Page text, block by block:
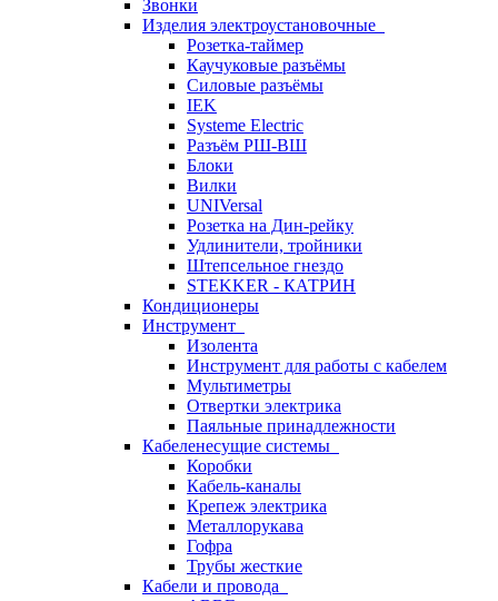
Звонки
Изделия электроустановочные
Розетка-таймер
Каучуковые разъёмы
Силовые разъёмы
IEK
Systeme Electric
Разъём РШ-ВШ
Блоки
Вилки
UNIVersal
Розетка на Дин-рейку
Удлинители, тройники
Штепсельное гнездо
STEKKER - КАТРИН
Кондиционеры
Инструмент
Изолента
Инструмент для работы с кабелем
Мультиметры
Отвертки электрика
Паяльные принадлежности
Кабеленесущие системы
Коробки
Кабель-каналы
Крепеж электрика
Металлорукава
Гофра
Трубы жесткие
Кабели и провода